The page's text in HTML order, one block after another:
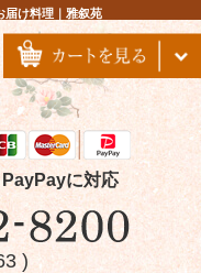
届け料理｜雅叙苑
に対応
)